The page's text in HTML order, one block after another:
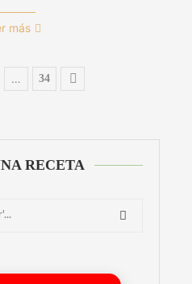
más
… 34
RECETA